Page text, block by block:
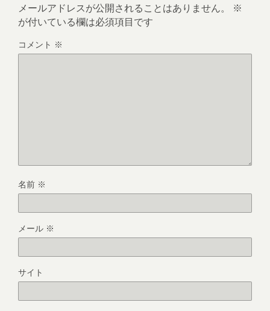
メールアドレスが公開されることはありません。
※
が付いている欄は必須項目です
コメント ※
名前 ※
メール ※
サイト